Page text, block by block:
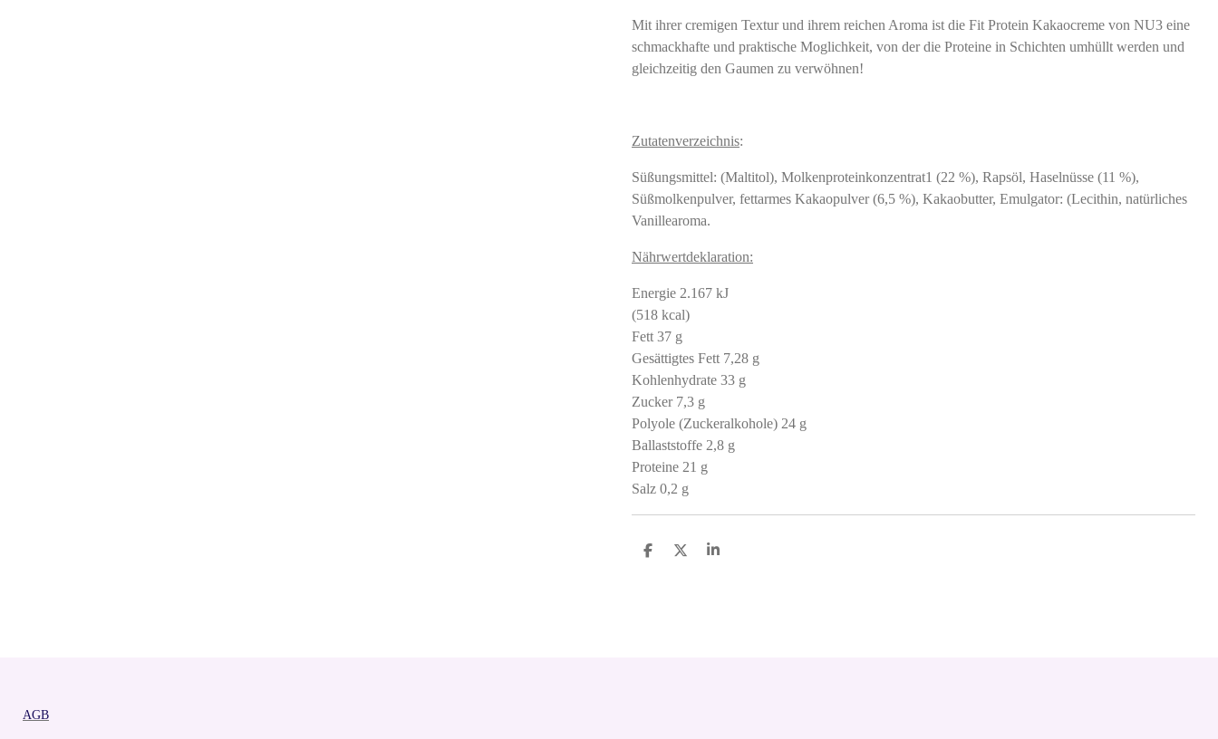
Mit ihrer cremigen Textur und ihrem reichen Aroma ist die Fit Protein Kakaocreme von NU3 eine
schmackhafte und praktische Moglichkeit, von der die Proteine ​​in Schichten umhüllt werden und
gleichzeitig den Gaumen zu verwöhnen!
Zutatenverzeichnis:
Süßungsmittel: (Maltitol), Molkenproteinkonzentrat1 (22 %), Rapsöl, Haselnüsse (11 %),
Süßmolkenpulver, fettarmes Kakaopulver (6,5 %), Kakaobutter, Emulgator: (Lecithin, natürliches
Vanillearoma.
Nährwertdeklaration:
Energie 2.167 kJ
(518 kcal)
Fett 37 g
Gesättigtes Fett 7,28 g
Kohlenhydrate 33 g
Zucker 7,3 g
Polyole (Zuckeralkohole) 24 g
Ballaststoffe 2,8 g
Proteine ​​21 g
Salz 0,2 g
S
S
S
AGB